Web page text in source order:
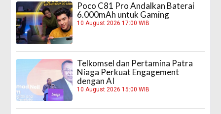
Poco C81 Pro Andalkan Baterai
6.000mAh untuk Gaming
10 August 2026 17:00 WIB
Telkomsel dan Pertamina Patra
Niaga Perkuat Engagement
dengan AI
10 August 2026 15:00 WIB